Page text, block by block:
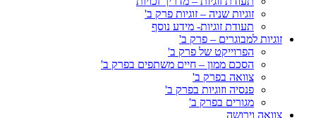
זוגיות שניה – זוגיות פרק ב'
תעודת זוגיות- מידע נוסף
זוגיות למבוגרים – פרק ב'
הפרוייקט של פרק ב'
הסכם ממון – חיים משתפים בפרק ב'
צוואה בפרק ב'
פנסיה וזוגיות בפרק ב'
מגורים בפרק ב'
צוואה וירושה